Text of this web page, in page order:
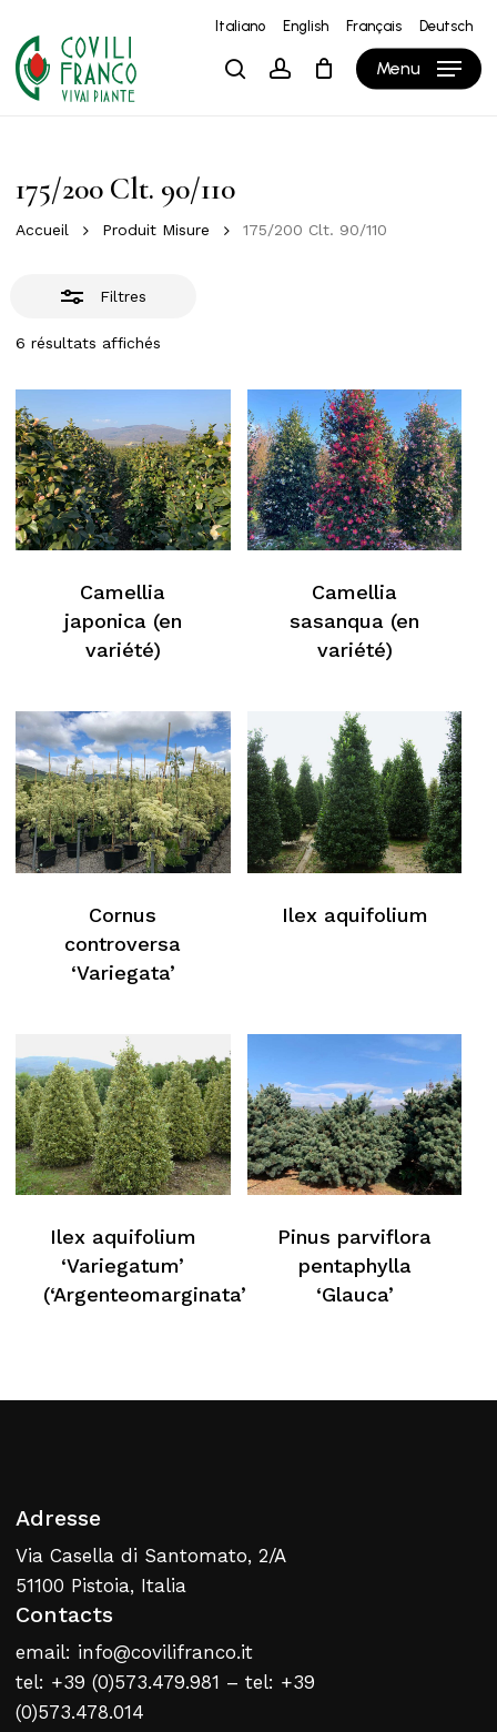
main
content
Italiano English Français Deutsch
searchaccount Menu
Panier Close
Cart
175/200 Clt. 90/110
Accueil Produit Misure 175/200 Clt. 90/110
Filtres
6 résultats affichés
Close
Filters
Camellia
japonica (en
variété)
Camellia
sasanqua (en
variété)
Cornus
controversa
‘Variegata’
Ilex aquifolium
Ilex aquifolium
‘Variegatum’
(‘Argenteomarginata’)
Pinus parviflora
pentaphylla
‘Glauca’
Adresse
Via Casella di Santomato, 2/A
51100 Pistoia, Italia
Contacts
email: info@covilifranco.it
tel: +39 (0)573.479.981 – tel: +39
(0)573.478.014